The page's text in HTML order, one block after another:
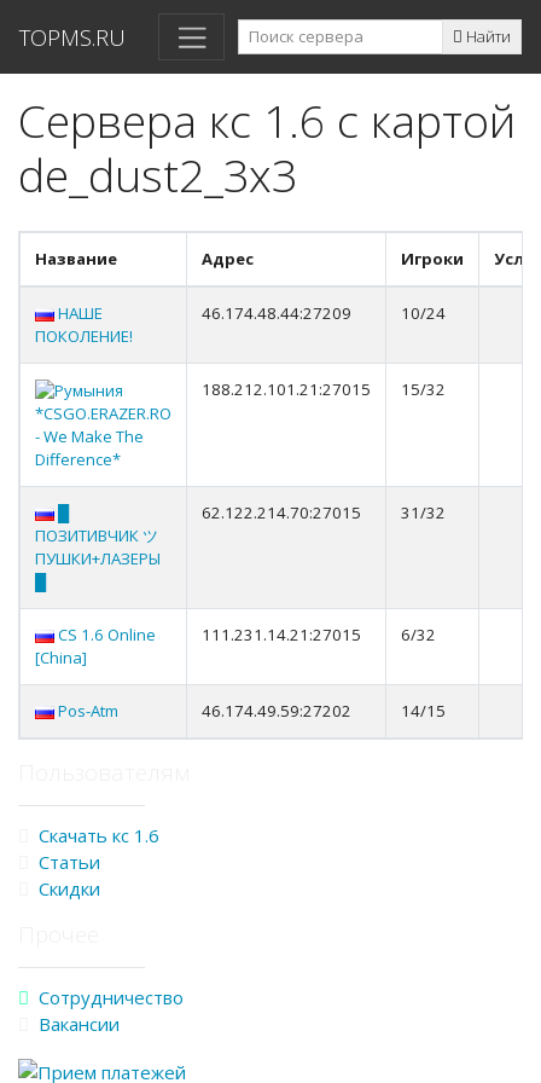
TOPMS.RU Найти
Сервера кс 1.6 с картой
de_dust2_3x3
Название Адрес Игроки
НАШЕ
ПОКОЛЕНИЕ!
46.174.48.44:27209 10/24
*CSGO.ERAZER.RO
- We Make The
Difference*
188.212.101.21:27015 15/32
ПОЗИТИВЧИК ツ
ПУШКИ+ЛАЗЕРЫ
62.122.214.70:27015 31/32
CS 1.6 Online
[China]
111.231.14.21:27015 6/32
Pos-Atm 46.174.49.59:27202 14/15
Скачать кс 1.6
Статьи
Скидки
Сотрудничество
Вакансии